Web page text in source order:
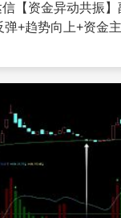
【资金异动共振】
弹+趋势向上+资金